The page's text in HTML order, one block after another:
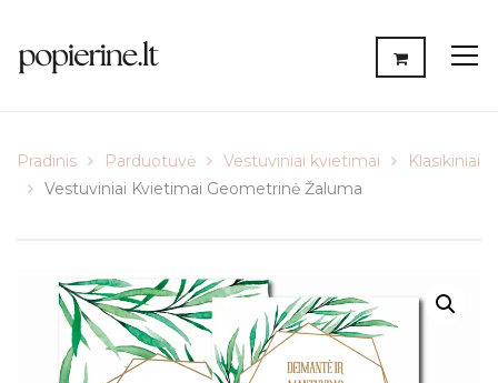
Pradinis Parduotuvė Vestuviniai kvietimai
Klasikiniai
Vestuviniai Kvietimai Geometrinė Žaluma